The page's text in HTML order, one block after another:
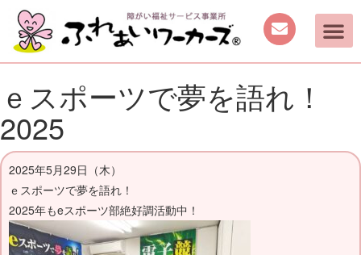
ｅスポーツで夢を語れ！
2025
2025年5月29日（木）
ｅスポーツで夢を語れ！
2025年もeスポーツ部絶好調活動中！